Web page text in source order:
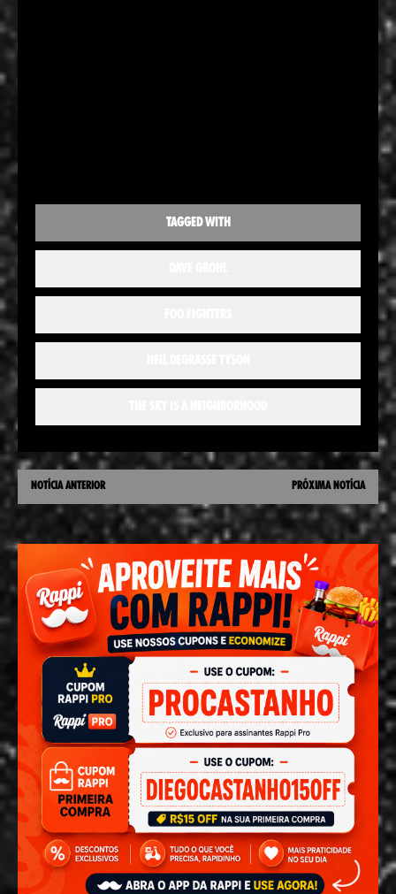
TAGGED WITH
NOTÍCIA ANTERIOR PRÓXIMA NOTÍCIA